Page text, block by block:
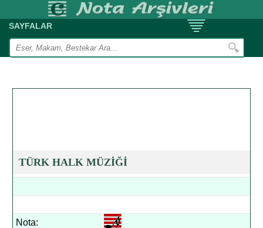
SAYFALAR
TÜRK HALK MÜZİĞİ
Nota: